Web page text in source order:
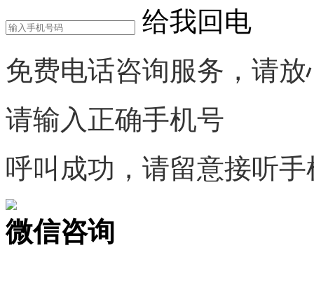
给我回电
免费电话咨询服务，请放
请输入正确手机号
呼叫成功，请留意接听手
微信咨询